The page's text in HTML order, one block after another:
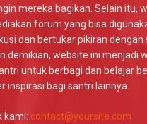
mereka bagikan. Selain itu,
forum yang bisa
dan bertukar pikiran dengan
demikian, website ini menjadi
untuk berbagi dan belajar
inspirasi bagi santri lainnya.
kami: contact@yoursite.com